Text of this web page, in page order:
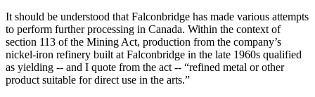
It should be understood that Falconbridge has made various attempts
to perform further processing in Canada. Within the context of
section 113 of the Mining Act, production from the company’s
nickel-iron refinery built at Falconbridge in the late 1960s qualified
as yielding -- and I quote from the act -- “refined metal or other
product suitable for direct use in the arts.”